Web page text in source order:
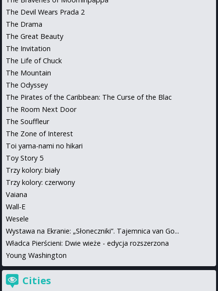
The Devil Wears Prada 2
The Drama
The Great Beauty
The Invitation
The Life of Chuck
The Mountain
The Odyssey
The Pirates of the Caribbean: The Curse of the Blac
The Room Next Door
The Souffleur
The Zone of Interest
Toi yama-nami no hikari
Toy Story 5
Trzy kolory: biały
Trzy kolory: czerwony
Vaiana
Wall-E
Wesele
Wystawa na Ekranie: „Słoneczniki”. Tajemnica van Go...
Władca Pierścieni: Dwie wieże - edycja rozszerzona
Young Washington
Cities